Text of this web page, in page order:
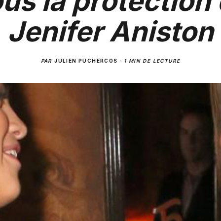
Jenifer Aniston
PARJULIEN PUCHERCOS · 1 MIN DE LECTURE